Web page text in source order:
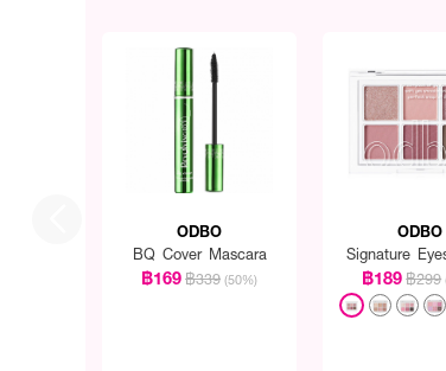
ODBO
BQ Cover Mascara
฿169฿339 (50%)
ODBO
Signature
฿189฿299